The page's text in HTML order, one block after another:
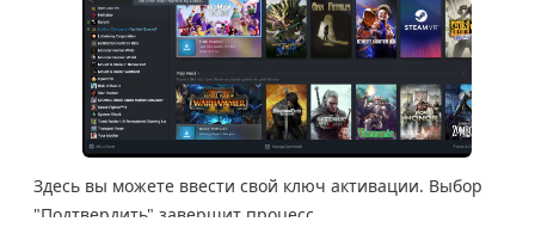
Здесь вы можете ввести свой ключ активации. Выбор
"Подтвердить" завершит процесс